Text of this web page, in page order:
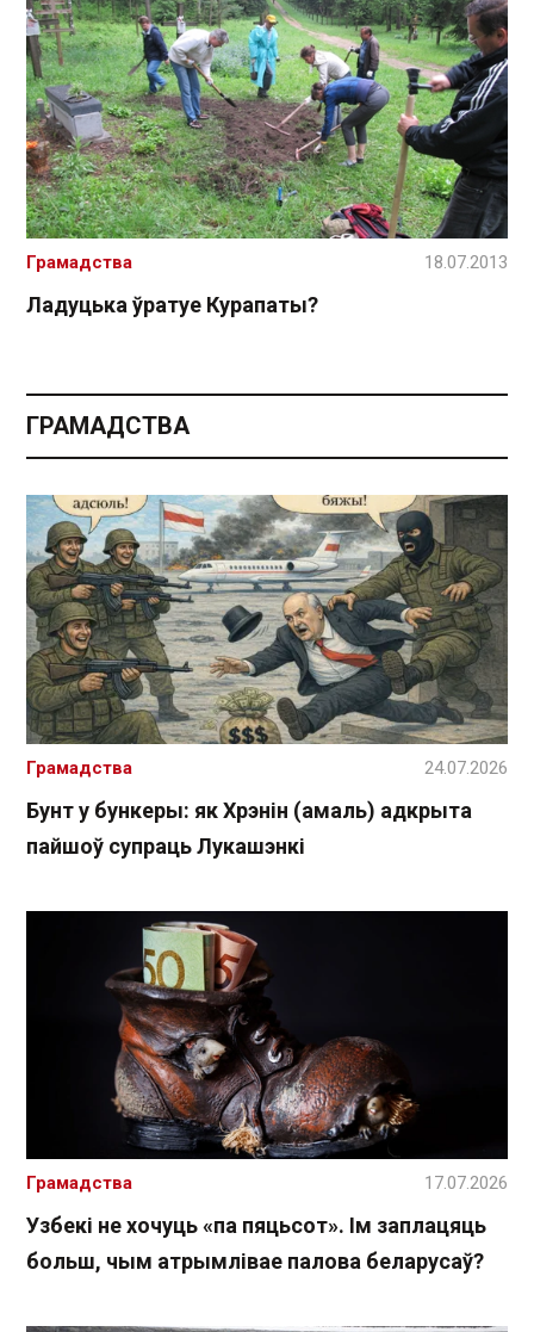
Ладуцька ўратуе Курапаты?
Грамадства 18.07.2013
ГРАМАДСТВА
Бунт у бункеры: як Хрэнін (амаль) адкрыта
пайшоў супраць Лукашэнкі
Грамадства 24.07.2026
Узбекі не хочуць «па пяцьсот». Ім заплацяць
больш, чым атрымлівае палова беларусаў?
Грамадства 17.07.2026